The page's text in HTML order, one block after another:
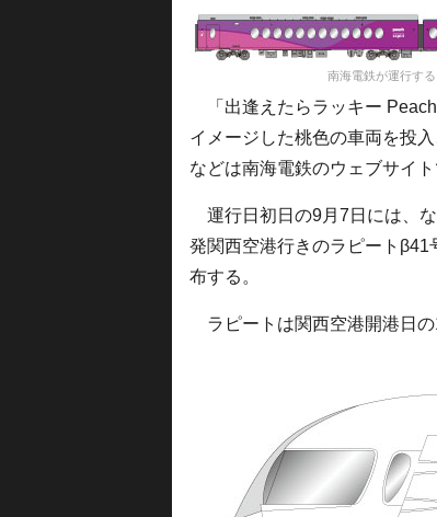
南海電鉄が運行す
「出逢えたらラッキー
イメージした桃色の車両を投
などは南海電鉄のウェブサイト
運行日初日の9月7日には、
発関西空港行きのラピート
布する。
ラピートは関西空港開港日の